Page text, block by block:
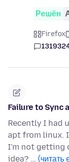
Решён
Firefox
Failure to Sync
Recently I had
apt from linux.
I'm not getting
idea? … (читать